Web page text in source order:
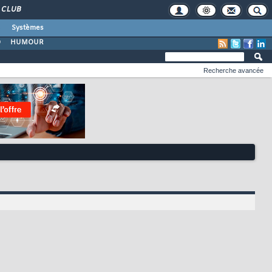
CLUB
Systèmes
HUMOUR
Recherche avancée